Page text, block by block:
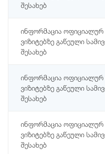
შესახებ
ინფორმაცია ოფიციალურ
ვიზიტებზე გაწეული
შესახებ
ინფორმაცია ოფიციალურ
ვიზიტებზე გაწეული
შესახებ
ინფორმაცია ოფიციალურ
ვიზიტებზე გაწეული
შესახებ